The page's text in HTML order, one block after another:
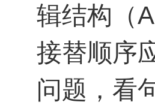
辑结构（
接替顺序
问题，看